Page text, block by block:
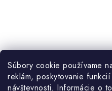
Súbory cookie používame
reklám, poskytovanie
návštevnosti. Informácie o
Na
€499,19 bez DPH